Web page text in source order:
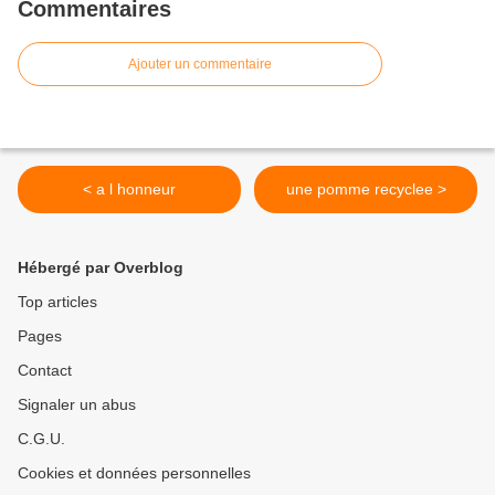
Commentaires
Ajouter un commentaire
< a l honneur une pomme recyclee >
Hébergé par Overblog
Top articles
Pages
Contact
Signaler un abus
C.G.U.
Cookies et données personnelles